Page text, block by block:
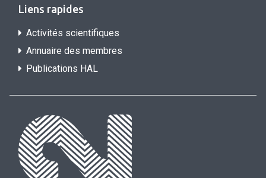
Liens rapides
Activités scientifiques
Annuaire des membres
Publications HAL